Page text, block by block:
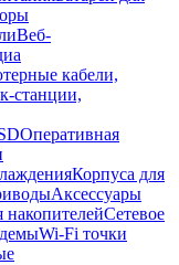
Веб-
кабели,
станции,
Оперативная
Корпуса для
Аксессуары
Сетевое
Wi-Fi точки